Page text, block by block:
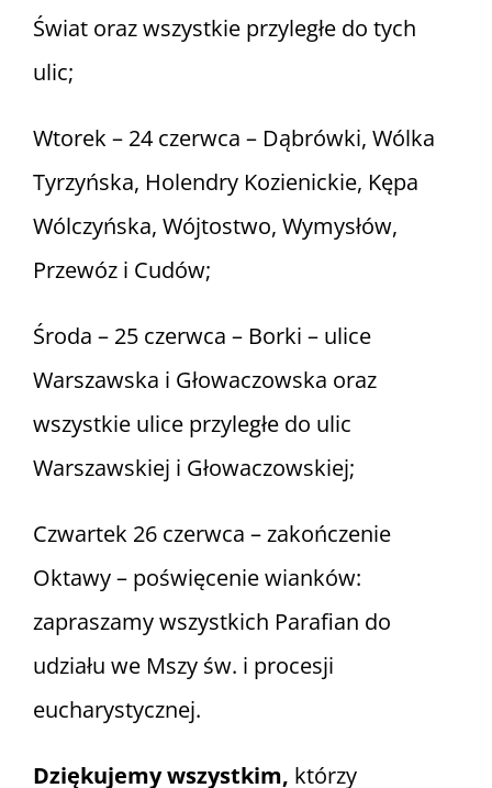
Świat oraz wszystkie przyległe do tych
ulic;
Wtorek – 24 czerwca – Dąbrówki, Wólka
Tyrzyńska, Holendry Kozienickie, Kępa
Wólczyńska, Wójtostwo, Wymysłów,
Przewóz i Cudów;
Środa – 25 czerwca – Borki – ulice
Warszawska i Głowaczowska oraz
wszystkie ulice przyległe do ulic
Warszawskiej i Głowaczowskiej;
Czwartek 26 czerwca – zakończenie
Oktawy – poświęcenie wianków:
zapraszamy wszystkich Parafian do
udziału we Mszy św. i procesji
eucharystycznej.
Dziękujemy wszystkim, którzy